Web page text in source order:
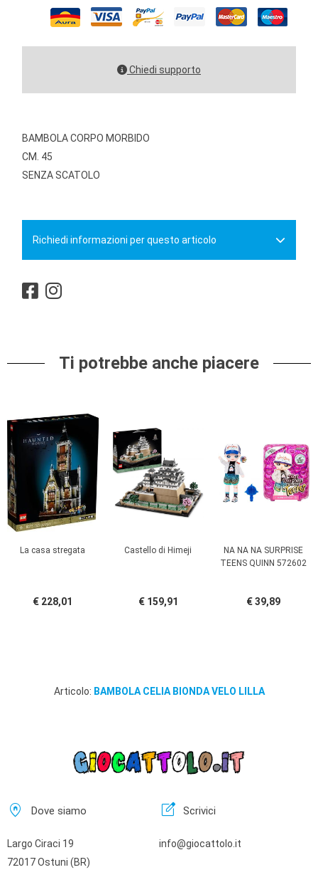
Chiedi supporto
BAMBOLA CORPO MORBIDO
CM. 45
SENZA SCATOLO
Richiedi informazioni per questo articolo
Ti potrebbe anche piacere
La casa stregata
€ 228,01
Castello di Himeji
€ 159,91
NA NA NA SURPRISE
TEENS QUINN 572602
€ 39,89
Articolo: BAMBOLA CELIA BIONDA VELO LILLA
home_pin Dove siamo
Largo Ciraci 19
72017 Ostuni (BR)
edit_square Scrivici
info@giocattolo.it